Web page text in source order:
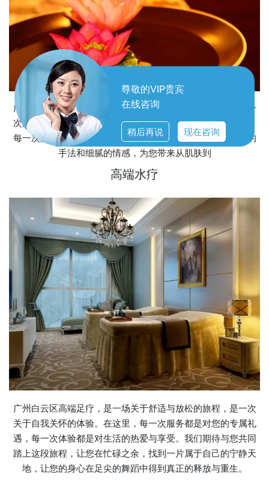
尊敬的VIP贵宾
在线咨询
稍后再说 现在咨询
广州白云区水疗服务，不仅仅是一次简单的放松体验，而是一
次深入灵魂的疗愈之旅。在这里，每一滴水珠都承载着关怀，
每一次触摸都传递着温暖。我们用心聆听您的需求，用专业的
手法和细腻的情感，为您带来从肌肤到
高端水疗
广州白云区高端足疗，是一场关于舒适与放松的旅程，是一次
关于自我关怀的体验。在这里，每一次服务都是对您的专属礼
遇，每一次体验都是对生活的热爱与享受。我们期待与您共同
踏上这段旅程，让您在忙碌之余，找到一片属于自己的宁静天
地，让您的身心在足尖的舞蹈中得到真正的释放与重生。